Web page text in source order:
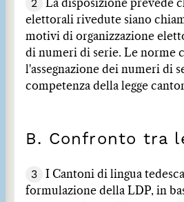
2
La disposizione prevede
elettorali rivedute siano
motivi di organizzazione
di numeri di serie. Le norme
l'assegnazione dei numeri di
competenza della legge
B. Confronto tra
3
I Cantoni di lingua
formulazione della LDP, in